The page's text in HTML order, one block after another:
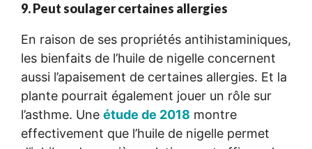
9. Peut soulager certaines allergies
En raison de ses propriétés antihistaminiques,
les bienfaits de l’huile de nigelle concernent
aussi l’apaisement de certaines allergies. Et la
plante pourrait également jouer un rôle sur
l’asthme. Une étude de 2018 montre
effectivement que l’huile de nigelle permet